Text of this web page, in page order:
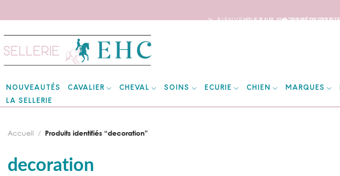
🦄 BIENVENUE SUR NOTRE SITE
📦 FRAIS DE PORT
❤️
to
content
NOUVEAUTÉS CAVALIER CHEVAL SOINS ECURIE CHIEN MARQUES
LA SELLERIE
decoration
Accueil / Produits identifiés “decoration”